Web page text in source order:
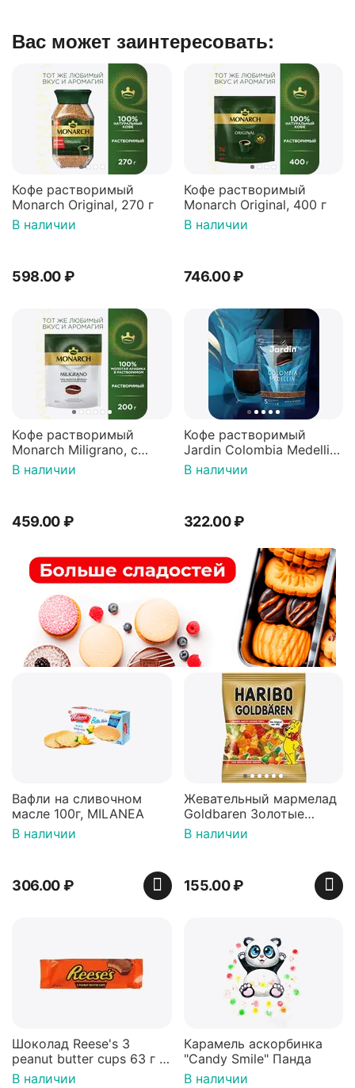
Вас может заинтересовать:
Кофе растворимый
Monarch Original, 270 г
В наличии
598.00₽
Кофе растворимый
Monarch Original, 400 г
В наличии
746.00₽
Кофе растворимый
Monarch Miligrano, с
молотым, 200 г
В наличии
459.00₽
Кофе растворимый
Jardin Colombia Medellin,
150 г
В наличии
322.00₽
Вафли на сливочном
масле 100г, MILANEA
В наличии
306.00₽
Жевательный мармелад
Goldbaren Золотые
мишки 100г, Германия
В наличии
155.00₽
Шоколад Reese's 3
peanut butter cups 63 г с
арахисовой пастой
В наличии
Карамель аскорбинка
"Candy Smile" Панда
В наличии